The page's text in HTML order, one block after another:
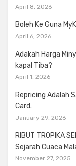
April 8, 2026
Boleh Ke Guna
April 6, 2026
Adakah Harga
kapal Tiba?
April 1, 2026
Repricing Adalah
Card.
January 29, 2026
RIBUT TROPIKA
Sejarah Cuaca
November 27, 2025